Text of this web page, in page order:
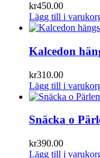
kr450.00
Lägg till i
Kalcedon
kr310.00
Lägg till i
Snäcka o
kr390.00
Lägg till i